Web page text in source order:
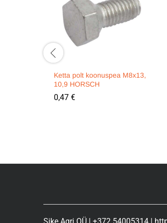
Ketta polt koonuspea M8x13,
10,9 HORSCH
0,47 €